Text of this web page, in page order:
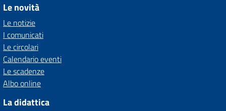
Le novità
Le notizie
I comunicati
Le circolari
Calendario eventi
Le scadenze
Albo online
La didattica